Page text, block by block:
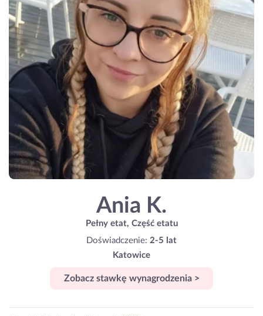
Ania K.
Pełny etat, Część etatu
Doświadczenie: 2-5 lat
Katowice
Zobacz stawkę wynagrodzenia >